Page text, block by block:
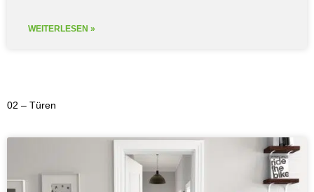
WEITERLESEN »
02 – Türen